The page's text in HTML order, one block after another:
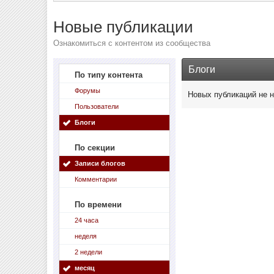
Новые публикации
Ознакомиться с контентом из сообщества
По типу контента
Форумы
Пользователи
Блоги
По секции
Записи блогов
Комментарии
По времени
24 часа
неделя
2 недели
месяц
Блоги
Новых публикаций не